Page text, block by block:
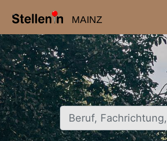
MAINZ
Beruf, Fachrichtung, Firma